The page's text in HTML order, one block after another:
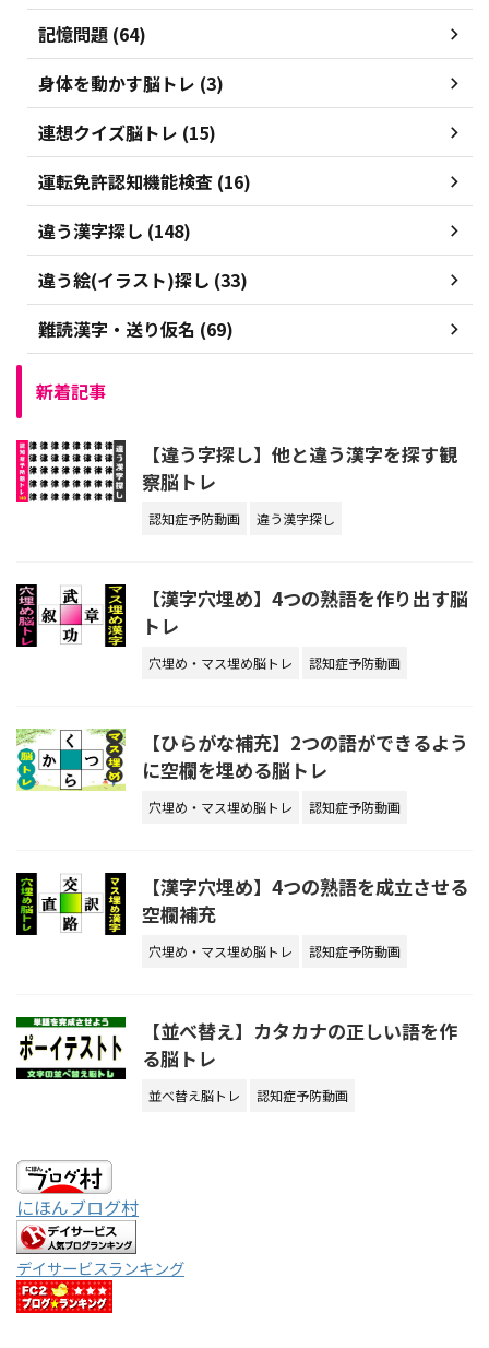
記憶問題 (64)
身体を動かす脳トレ (3)
連想クイズ脳トレ (15)
運転免許認知機能検査 (16)
違う漢字探し (148)
違う絵(イラスト)探し (33)
難読漢字・送り仮名 (69)
新着記事
【違う字探し】他と違う漢字を探す観
察脳トレ
認知症予防動画 違う漢字探し
【漢字穴埋め】4つの熟語を作り出す脳
トレ
穴埋め・マス埋め脳トレ 認知症予防動画
【ひらがな補充】2つの語ができるよう
に空欄を埋める脳トレ
穴埋め・マス埋め脳トレ 認知症予防動画
【漢字穴埋め】4つの熟語を成立させる
空欄補充
穴埋め・マス埋め脳トレ 認知症予防動画
【並べ替え】カタカナの正しい語を作
る脳トレ
並べ替え脳トレ 認知症予防動画
にほんブログ村
デイサービスランキング